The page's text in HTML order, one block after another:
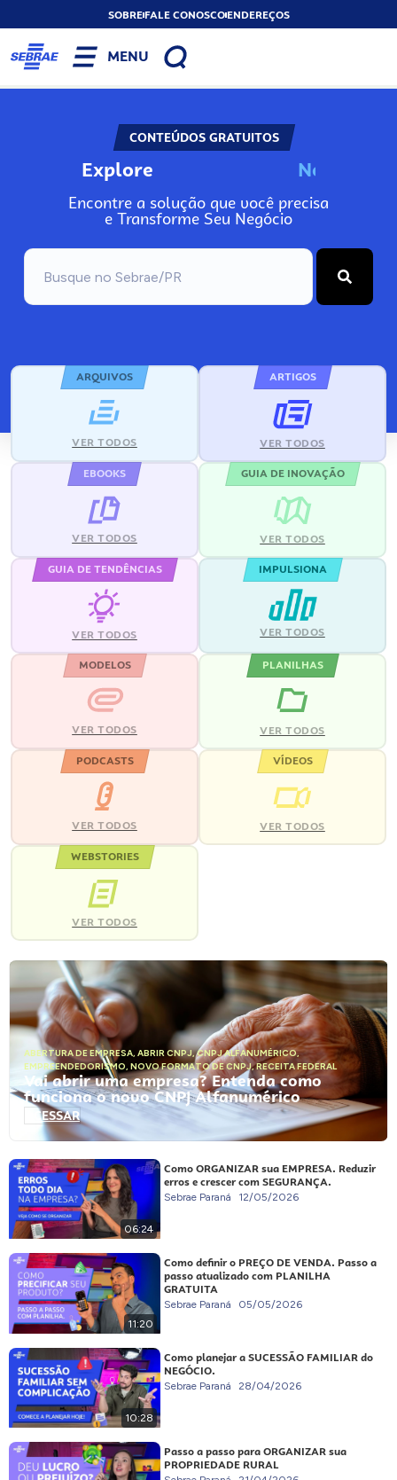
SOBREFALE CONOSCOENDEREÇOS
MENU
CONTEÚDOS GRATUITOS
Explore No
Encontre a solução que você precisa
e Transforme Seu Negócio
ARQUIVOS
VER TODOS
ARTIGOS
VER TODOS
EBOOKS
VER TODOS
GUIA DE INOVAÇÃO
VER TODOS
GUIA DE TENDÊNCIAS
VER TODOS
IMPULSIONA
VER TODOS
MODELOS
VER TODOS
PLANILHAS
VER TODOS
PODCASTS
VER TODOS
VÍDEOS
VER TODOS
WEBSTORIES
VER TODOS
ABERTURA DE EMPRESA, ABRIR CNPJ,CNPJ ALFANUMÉRICO,
EMPREENDEDORISMO, NOVO FORMATO DE CNPJ,RECEITA FEDERAL
Vai abrir uma empresa? Entenda como
funciona o novo CNPJ Alfanumérico
ACESSAR
06:24
Como ORGANIZAR sua EMPRESA. Reduzir
erros e crescer com SEGURANÇA.
Sebrae Paraná 12/05/2026
11:20
Como definir o PREÇO DE VENDA. Passo a
passo atualizado com PLANILHA
GRATUITA
Sebrae Paraná 05/05/2026
10:28
Como planejar a SUCESSÃO FAMILIAR do
NEGÓCIO.
Sebrae Paraná 28/04/2026
Passo a passo para ORGANIZAR sua
PROPRIEDADE RURAL